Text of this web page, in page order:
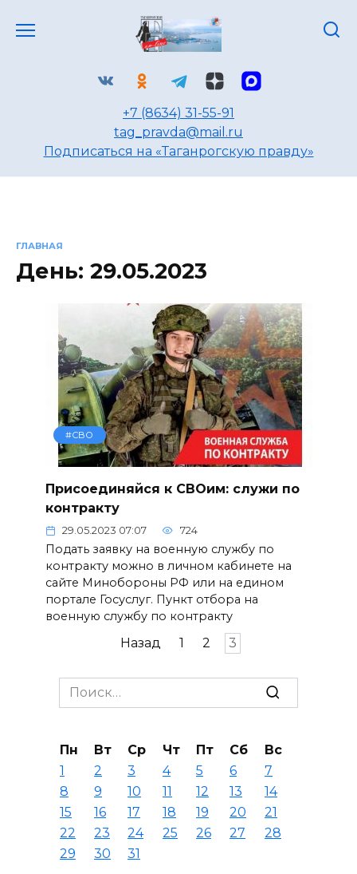
+7 (8634) 31-55-91
tag_pravda@mail.ru
Подписаться на «Таганрогскую правду»
ГЛАВНАЯ
День: 29.05.2023
#СВО
Присоединяйся к СВОим: служи по
контракту
29.05.2023 07:07 724
Подать заявку на военную службу по
контракту можно в личном кабинете на
сайте Минобороны РФ или на едином
портале Госуслуг. Пункт отбора на
военную службу по контракту
Назад 1 2 3
Search
for:
Пн Вт Ср Чт Пт Сб
Вс
1
2 3 4 5 6
7
8
9 10 11 12 13
14
15
16 17 18 19 20
21
22
23 24 25 26 27
28
29
30 31